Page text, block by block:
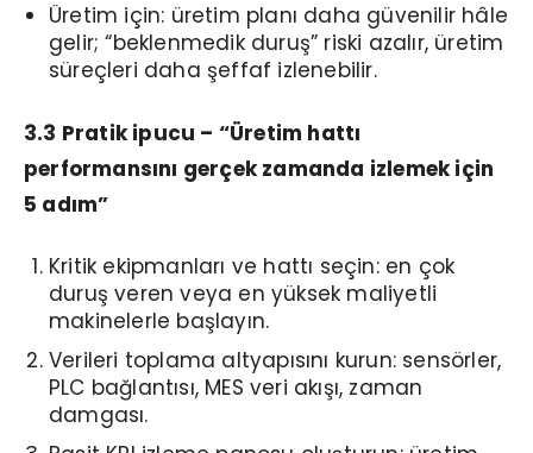
Üretim için: üretim planı daha güvenilir hâle
gelir; “beklenmedik duruş” riski azalır, üretim
süreçleri daha şeffaf izlenebilir.
3.3 Pratik ipucu – “Üretim hattı
performansını gerçek zamanda izlemek için
5 adım”
Kritik ekipmanları ve hattı seçin: en çok
duruş veren veya en yüksek maliyetli
makinelerle başlayın.
Verileri toplama altyapısını kurun: sensörler,
PLC bağlantısı, MES veri akışı, zaman
damgası.